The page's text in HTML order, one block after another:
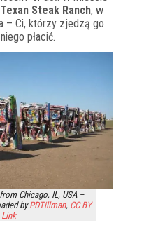
Steak Ranch, w
– Ci, którzy zjedzą go
płacić.
Chicago, IL, USA –
byPDTillman, CC BY
Link